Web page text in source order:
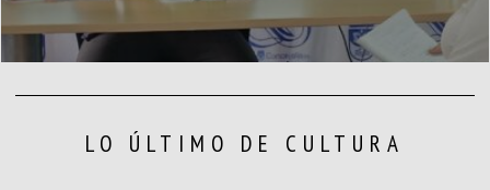
LO ÚLTIMO DE CULTURA